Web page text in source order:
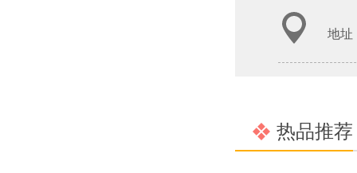
地址
热品推荐